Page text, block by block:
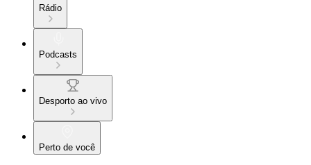
Rádio
Podcasts
Desporto ao vivo
Perto de você